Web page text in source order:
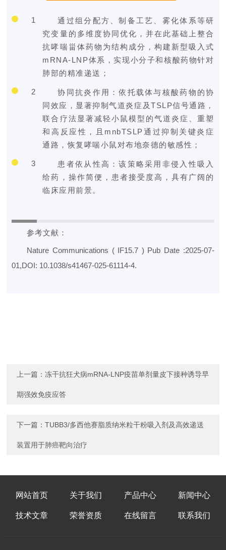
1
通过组分配方、制备工艺、雾化体系等研
究变量的多维度协同优化，并在此基础上整合
抗哮喘甾体药物为结构成分，构建新型吸入式
mRNA-LNP体系，实现小分子和核酸药物针对
肺部的精准递送；
2
协同抗炎作用：依托载体与核酸药物的协
同效应，显著抑制气道炎症及TSLP信号通路，
联合疗法显著减轻小鼠模型的气道炎症、重塑
和高反应性，且mnbTSLP通过抑制关键炎症
通路，恢复哮喘小鼠对布地奈德的敏感性；
3
患者依从性高：该策略采用非侵入性吸入
给药，操作简便，患者接受度高，具有广阔的
临床应用前景。
参考文献：
Nature Communications ( IF15.7 ) Pub Date :2025-07-
01,DOI: 10.1038/s41467-025-61114-4.
上一篇：冻干抗狂犬病mRNA-LNP疫苗单剂量皮下接种诱导早
期强效免疫应答
下一篇：TUBB3/多西他赛脂质纳米粒干粉吸入剂及高效递送
装置用于肺癌靶向治疗
网站首页 关于我们 产品中心 新闻中心
技术文章 荣誉资质 在线留言 联系我们